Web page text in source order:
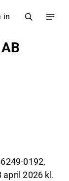
in
0192,
april 2026 kl.